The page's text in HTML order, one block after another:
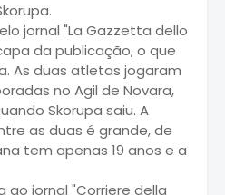
jornal "La Gazzetta dello
da publicação, o que
As duas atletas jogaram
no Agil de Novara,
Skorupa saiu. A
as duas é grande, de
tem apenas 19 anos e a
ao jornal "Corriere della